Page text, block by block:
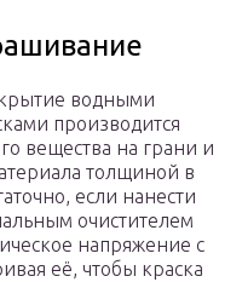
водными
производится
вещества на грани и
толщиной в
если нанести
очистителем
напряжение с
её, чтобы краска